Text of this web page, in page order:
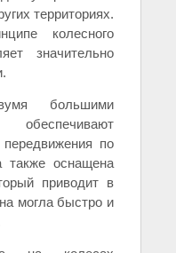
территориях.
колесного
значительно
большими
по
также оснащена
приводит в
могла быстро и